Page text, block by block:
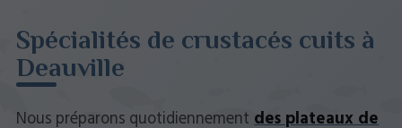
Spécialités de crustacés cuits à
Deauville
Nous préparons quotidiennement des plateaux de